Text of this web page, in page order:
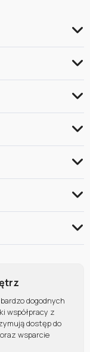
dogodnych
współpracy z
dostęp do
wsparcie